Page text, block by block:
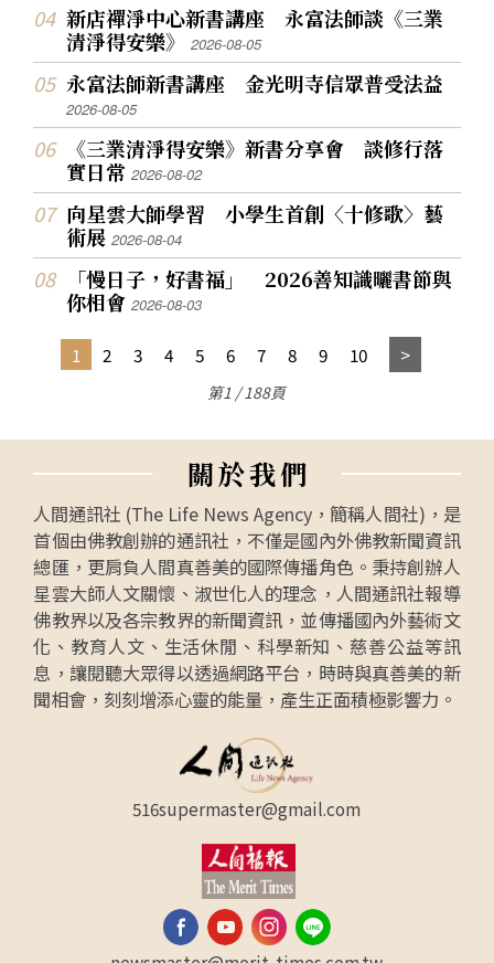
新店禪淨中心新書講座 永富法師談《三業
清淨得安樂》2026-08-05
永富法師新書講座 金光明寺信眾普受法益
2026-08-05
《三業清淨得安樂》新書分享會 談修行落
實日常2026-08-02
向星雲大師學習 小學生首創〈十修歌〉藝
術展2026-08-04
「慢日子，好書福」 2026善知識曬書節與
你相會2026-08-03
1 2 3 4 5 6 7 8 9 10
第1 / 188頁
關於我們
人間通訊社 (The Life News Agency，簡稱人間社)，是
首個由佛教創辦的通訊社，不僅是國內外佛教新聞資訊
總匯，更肩負人間真善美的國際傳播角色。秉持創辦人
星雲大師人文關懷、淑世化人的理念，人間通訊社報導
佛教界以及各宗教界的新聞資訊，並傳播國內外藝術文
化、教育人文、生活休閒、科學新知、慈善公益等訊
息，讓閱聽大眾得以透過網路平台，時時與真善美的新
聞相會，刻刻增添心靈的能量，產生正面積極影響力。
516supermaster@gmail.com